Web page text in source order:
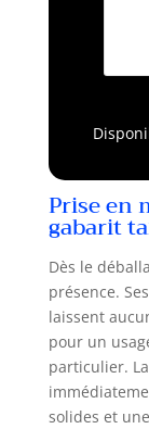
Prise en
gabarit
Dès le
présence. Ses
laissent
pour un
particulier.
solides et